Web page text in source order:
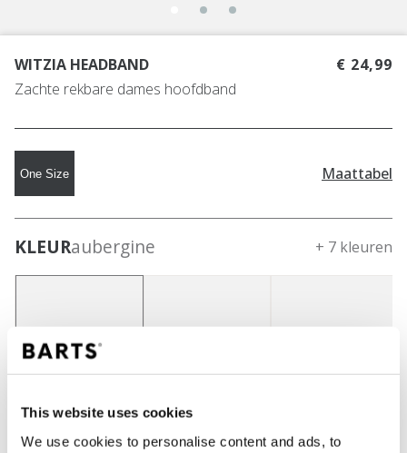
This website uses cookies
We use cookies to personalise content and ads, to
WITZIA HEADBAND
Zachte rekbare dames hoofdband
€ 24,99
One Size Maattabel
KLEURaubergine + 7 kleuren